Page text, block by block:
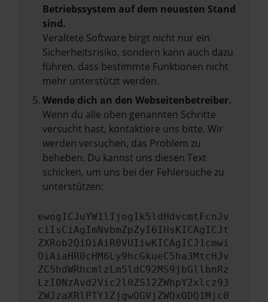
Betriebssystem auf dem neuesten Stand
sind.
Veraltete Software birgt nicht nur ein
Sicherheitsrisiko, sondern kann auch dazu
führen, dass bestimmte Funktionen nicht
mehr unterstützt werden.
Wende dich an den Webseitenbetreiber.
Wenn du alle oben genannten Schritte
versucht hast, kontaktiere uns bitte. Wir
werden versuchen, das Problem zu
beheben. Du kannst uns diesen Text
schicken, um uns bei der Fehlersuche zu
unterstützen:
ewogICJuYW1lIjogIk5ldHdvcmtFcnJv
ciIsCiAgImNvbmZpZyI6IHsKICAgICJt
ZXRob2QiOiAiR0VUIiwKICAgICJ1cmwi
OiAiaHR0cHM6Ly9hcGkueC5ha3MtcHJv
ZC5hdWRhcmlzLm5ldC92MS9jbGllbnRz
LzI0NzAvd2Vic2l0ZS12ZWhpY2xlcz93
ZWJzaXRlPTY1ZjgwOGVjZWQxODQ1Mjc0